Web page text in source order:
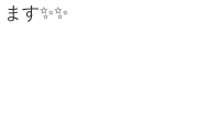
す✨✨